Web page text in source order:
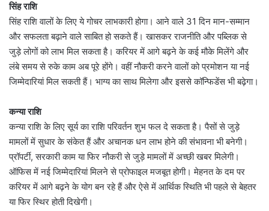
सिंह राशि
सिंह राशि वालों के लिए ये गोचर लाभकारी होगा। आने वाले 31 दिन मान-सम्मान
और सफलता बढ़ाने वाले साबित हो सकते हैं। खासकर राजनीति और पब्लिक से
जुड़े लोगों को लाभ मिल सकता है। करियर में आगे बढ़ने के कई मौके मिलेंगे और
लंबे समय से रुके काम अब पूरे होंगे। वहीं नौकरी करने वालों को प्रमोशन या नई
जिम्मेदारियां मिल सकती हैं। भाग्य का साथ मिलेगा और इससे कॉन्फिडेंस भी बढ़ेगा।
कन्या राशि
कन्या राशि के लिए सूर्य का राशि परिवर्तन शुभ फल दे सकता है। पैसों से जुड़े
मामलों में सुधार के संकेत हैं और अचानक धन लाभ होने की संभावना भी बनेगी।
प्रॉपर्टी, सरकारी काम या फिर नौकरी से जुड़े मामलों में अच्छी खबर मिलेगी।
ऑफिस में नई जिम्मेदारियां मिलने से प्रोफाइल मजबूत होगी। मेहनत के दम पर
करियर में आगे बढ़ने के योग बन रहे हैं और ऐसे में आर्थिक स्थिति भी पहले से बेहतर
या फिर स्थिर होती दिखेगी।